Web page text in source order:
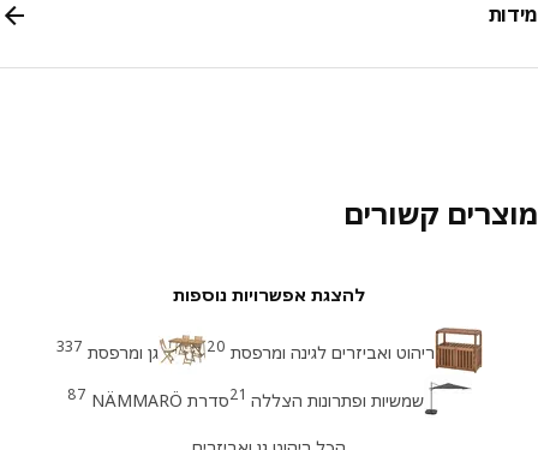
קשורים
להצגת אפשרויות נוספות
ריהוט ואביזרים לגינה ומרפסת 20 גן ומרפסת 337
שמשיות ופתרונות הצללה 21סדרת NÄMMARÖ 87